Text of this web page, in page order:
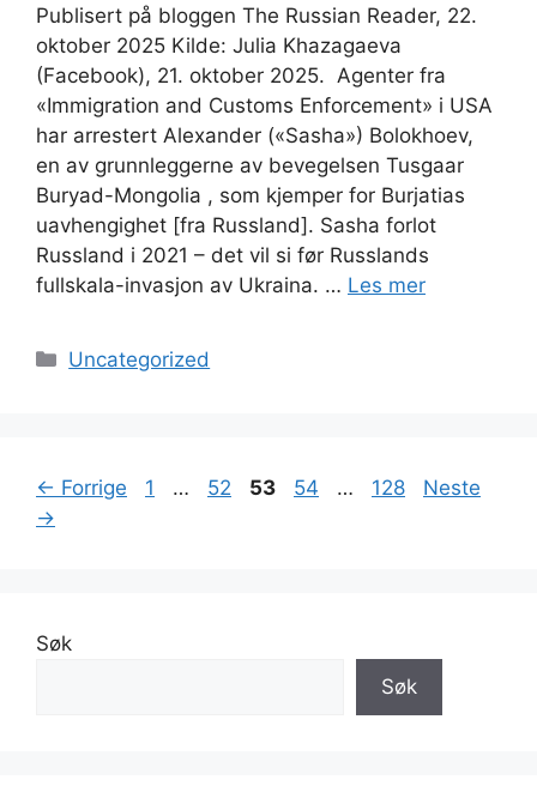
Publisert på bloggen The Russian Reader, 22.
oktober 2025 Kilde: Julia Khazagaeva
(Facebook), 21. oktober 2025. Agenter fra
«Immigration and Customs Enforcement» i USA
har arrestert Alexander («Sasha») Bolokhoev,
en av grunnleggerne av bevegelsen Tusgaar
Buryad-Mongolia , som kjemper for Burjatias
uavhengighet [fra Russland]. Sasha forlot
Russland i 2021 – det vil si før Russlands
fullskala-invasjon av Ukraina. … Les mer
Kategorier
Uncategorized
← Forrige Side
1 … Side
52 Side
53 Side
54 … Side
128
Neste
→
Søk
Søk